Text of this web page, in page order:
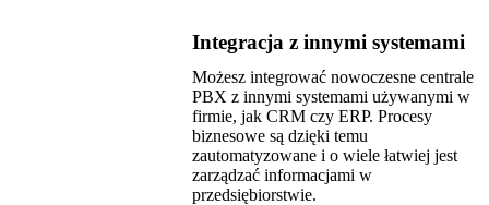
Integracja z innymi systemami
Możesz integrować nowoczesne centrale
PBX z innymi systemami używanymi w
firmie, jak CRM czy ERP. Procesy
biznesowe są dzięki temu
zautomatyzowane i o wiele łatwiej jest
zarządzać informacjami w
przedsiębiorstwie.